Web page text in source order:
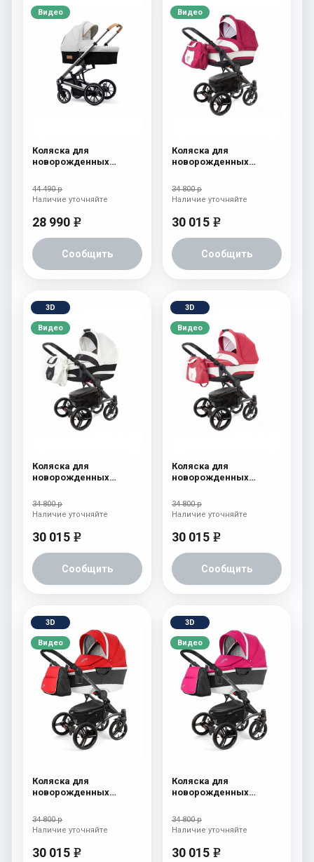
Видео
Коляска для
новорожденных
44 490 р
28 990 e
Сообщить
Наличие уточняйте
Видео
Коляска для
новорожденных
Graphite) Borduex
34 800 р
30 015 e
Сообщить
Наличие уточняйте
3D
Видео
Коляска для
новорожденных
Graphite) White
34 800 р
30 015 e
Сообщить
Наличие уточняйте
3D
Видео
Коляска для
новорожденных
Graphite) Red Lux
34 800 р
30 015 e
Сообщить
Наличие уточняйте
3D
Видео
Коляска для
новорожденных
(шасси Graphite) Red
34 800 р
30 015 e
Наличие уточняйте
3D
Видео
Коляска для
новорожденных
(шасси Graphite)
Camellia
34 800 р
30 015 e
Наличие уточняйте